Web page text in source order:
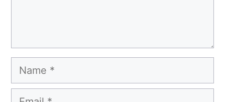
Name
Email